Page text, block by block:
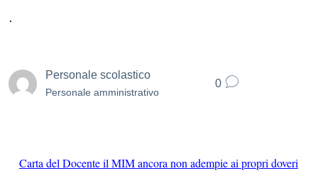
.
Personale scolastico
Personale amministrativo
0
Carta del Docente il MIM ancora non adempie ai propri doveri